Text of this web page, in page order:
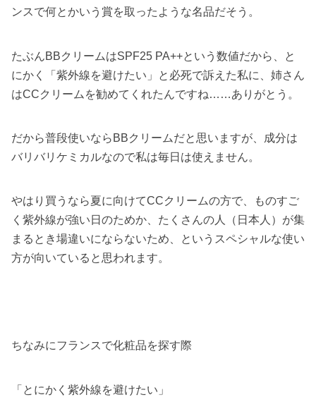
ンスで何とかいう賞を取ったような名品だそう。
たぶんBBクリームはSPF25 PA++という数値だから、と
にかく「紫外線を避けたい」と必死で訴えた私に、姉さん
はCCクリームを勧めてくれたんですね……ありがとう。
だから普段使いならBBクリームだと思いますが、成分は
バリバリケミカルなので私は毎日は使えません。
やはり買うなら夏に向けてCCクリームの方で、ものすご
く紫外線が強い日のためか、たくさんの人（日本人）が集
まるとき場違いにならないため、というスペシャルな使い
方が向いていると思われます。
ちなみにフランスで化粧品を探す際
「とにかく紫外線を避けたい」